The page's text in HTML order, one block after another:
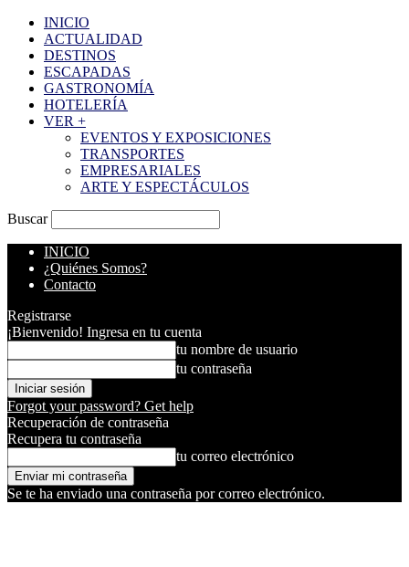
INICIO
ACTUALIDAD
DESTINOS
ESCAPADAS
GASTRONOMÍA
HOTELERÍA
VER +
EVENTOS Y EXPOSICIONES
TRANSPORTES
EMPRESARIALES
ARTE Y ESPECTÁCULOS
Buscar
INICIO
¿Quiénes Somos?
Contacto
Registrarse
¡Bienvenido! Ingresa en tu cuenta
tu nombre de usuario
tu contraseña
Forgot your password? Get help
Recuperación de contraseña
Recupera tu contraseña
tu correo electrónico
Se te ha enviado una contraseña por correo electrónico.